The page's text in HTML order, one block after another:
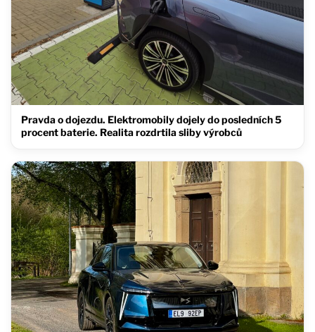
Pravda o dojezdu. Elektromobily dojely do posledních 5
procent baterie. Realita rozdrtila sliby výrobců